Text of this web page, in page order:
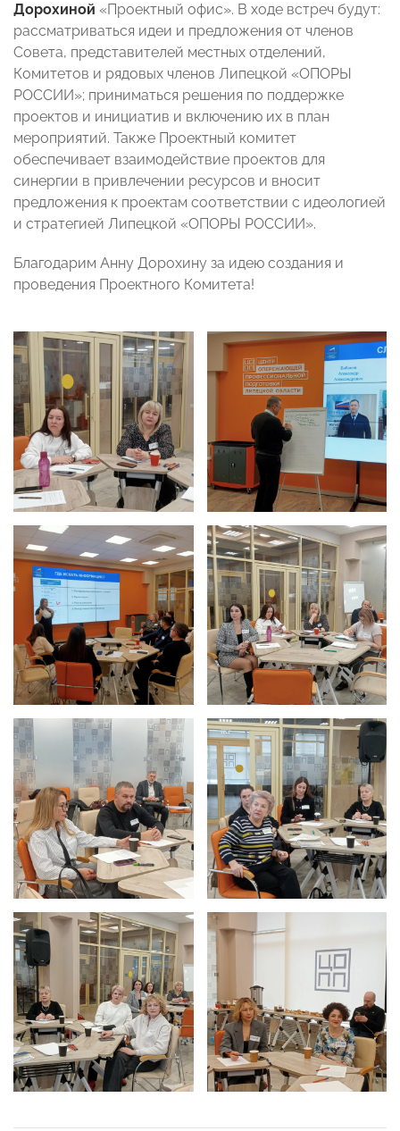
Дорохиной «Проектный офис». В ходе встреч будут:
рассматриваться идеи и предложения от членов
Совета, представителей местных отделений,
Комитетов и рядовых членов Липецкой «ОПОРЫ
РОССИИ»; приниматься решения по поддержке
проектов и инициатив и включению их в план
мероприятий. Также Проектный комитет
обеспечивает взаимодействие проектов для
синергии в привлечении ресурсов и вносит
предложения к проектам соответствии с идеологией
и стратегией Липецкой «ОПОРЫ РОССИИ».
Благодарим Анну Дорохину за идею создания и
проведения Проектного Комитета!